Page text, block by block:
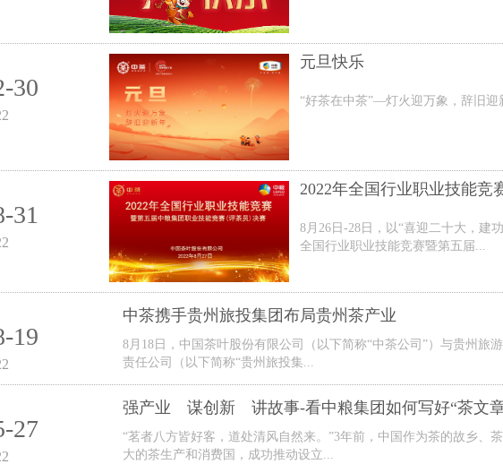
30
元旦快乐
“好茶在中茶”—灯火迎万象，辞旧迎
31
2022年全国行业职业技能竞
8月26日-28日，以“喜迎二十大，建
全国行业职业技能竞赛暨第五届...
19
中茶携手贵州旅投集团布局贵州茶产业
8月18日，中国茶叶股份有限公司（以下简称“中茶公司”）与贵州旅
责任公司（以下简称“贵州旅投集...
27
强产业 谋创新 讲故事-看中粮集团如何写好“茶文
“茗者八方皆好客，道处清风自然来。”3年前，中国作为茶的故乡、
大的茶生产和消费国，成功推动设立...